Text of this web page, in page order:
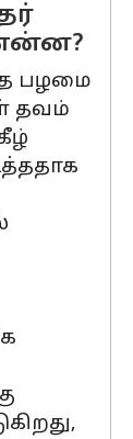
பழமை
தவம்